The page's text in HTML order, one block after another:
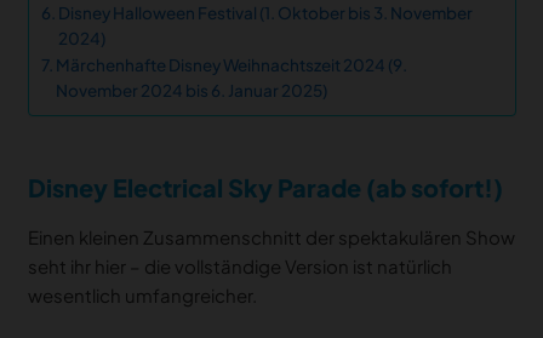
Disney Halloween Festival (1. Oktober bis 3. November
2024)
Märchenhafte Disney Weihnachtszeit 2024 (9.
November 2024 bis 6. Januar 2025)
Disney Electrical Sky Parade (ab sofort!)
Einen kleinen Zusammenschnitt der spektakulären Show
seht ihr hier – die vollständige Version ist natürlich
wesentlich umfangreicher.